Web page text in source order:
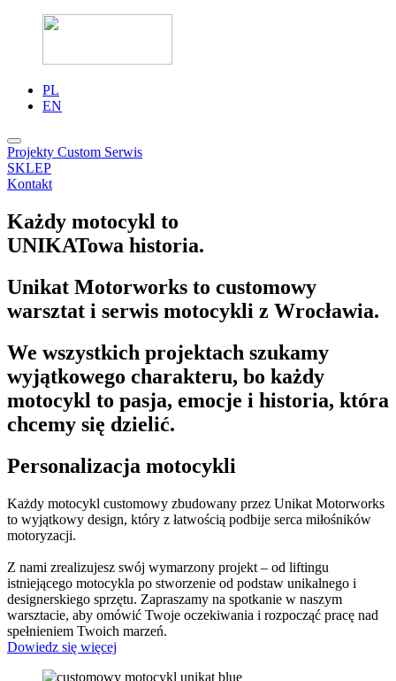
PL
EN
Projekty Custom Serwis
SKLEP
Kontakt
Każdy motocykl to
UNIKATowa historia.
Unikat Motorworks to customowy
warsztat i serwis motocykli z Wrocławia.
We wszystkich projektach szukamy
wyjątkowego charakteru, bo każdy
motocykl to pasja, emocje i historia, która
chcemy się dzielić.
Personalizacja motocykli
Każdy motocykl customowy zbudowany przez Unikat Motorworks
to wyjątkowy design, który z łatwością podbije serca miłośników
motoryzacji.
Z nami zrealizujesz swój wymarzony projekt – od liftingu
istniejącego motocykla po stworzenie od podstaw unikalnego i
designerskiego sprzętu. Zapraszamy na spotkanie w naszym
warsztacie, aby omówić Twoje oczekiwania i rozpocząć pracę nad
spełnieniem Twoich marzeń.
Dowiedz się więcej